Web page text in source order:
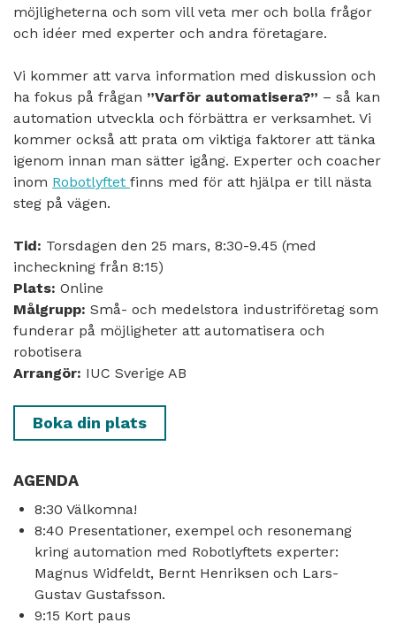
möjligheterna och som vill veta mer och bolla frågor
och idéer med experter och andra företagare.
Vi kommer att varva information med diskussion och
ha fokus på frågan ”Varför automatisera?” – så kan
automation utveckla och förbättra er verksamhet. Vi
kommer också att prata om viktiga faktorer att tänka
igenom innan man sätter igång. Experter och coacher
inom Robotlyftet finns med för att hjälpa er till nästa
steg på vägen.
Tid: Torsdagen den 25 mars, 8:30-9.45 (med
incheckning från 8:15)
Plats: Online
Målgrupp: Små- och medelstora industriföretag som
funderar på möjligheter att automatisera och
robotisera
Arrangör: IUC Sverige AB
Boka din plats
AGENDA
8:30 Välkomna!
8:40 Presentationer, exempel och resonemang
kring automation med Robotlyftets experter:
Magnus Widfeldt, Bernt Henriksen och Lars-
Gustav Gustafsson.
9:15 Kort paus